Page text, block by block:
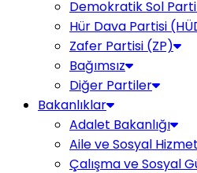
Demokratik Sol
Hür Dava Partisi
Zafer Partisi (ZP)
Bağımsız
Diğer Partiler
Bakanlıklar
Adalet Bakanlığı
Aile ve Sosyal
Çalışma ve Sosyal